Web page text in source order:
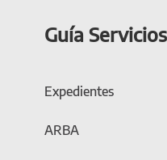
Guía Servicios
Expedientes
ARBA